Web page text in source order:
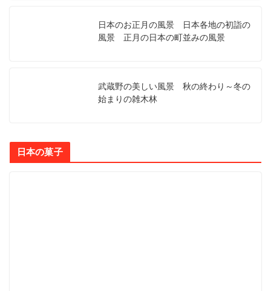
日本のお正月の風景 日本各地の初詣の
風景 正月の日本の町並みの風景
武蔵野の美しい風景 秋の終わり～冬の
始まりの雑木林
日本の菓子